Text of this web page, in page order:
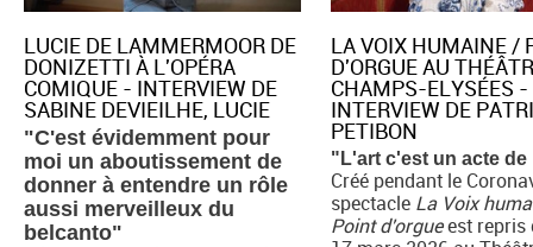
LUCIE DE LAMMERMOOR DE
DONIZETTI À L'OPÉRA
COMIQUE - INTERVIEW DE
SABINE DEVIEILHE, LUCIE
"C'est évidemment pour
moi un aboutissement de
donner à entendre un rôle
aussi merveilleux du
belcanto"
LA VOIX HUMAINE /
D'ORGUE AU
CHAMPS-ELYSÉES -
INTERVIEW DE
PETIBON
"L'art c'est un acte de
Créé pendant le
spectacle La Voix
Point d'orgueest repris